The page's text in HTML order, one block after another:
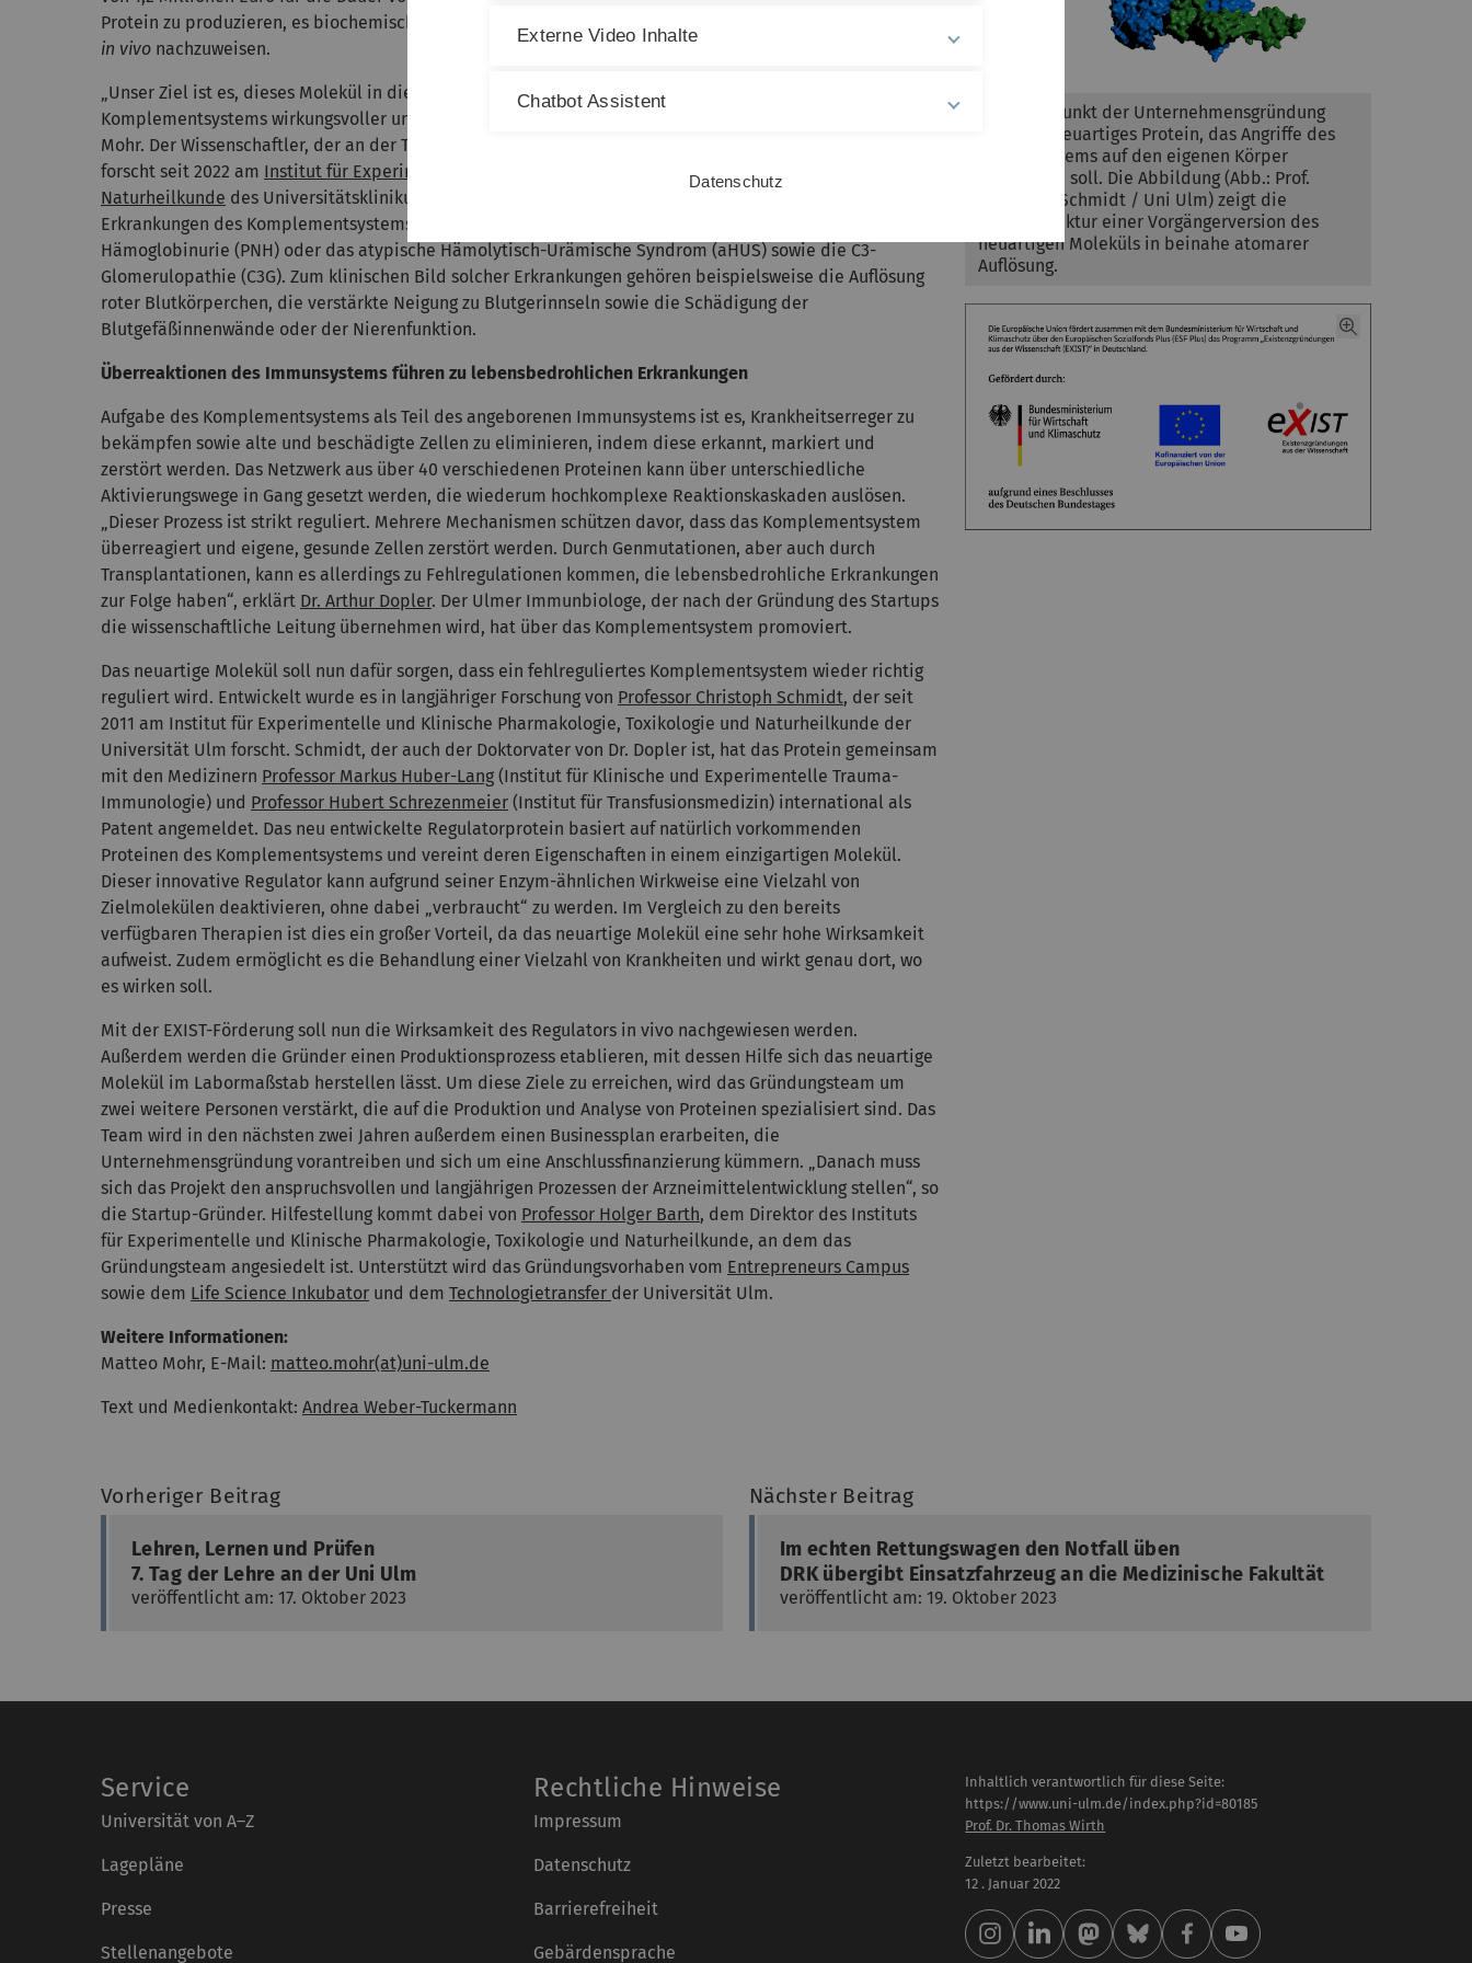
Protein zu produzieren, es biochemisch und biophysikalisch zu charakterisieren und dessen Wirksamkeit
in vivo nachzuweisen.
„Unser Ziel ist es, dieses Molekül in die klinische Anwendung zu bringen, um Erkrankungen des
Komplementsystems wirkungsvoller und zugleich schonender zu behandeln“, sagt Projektleiter Matteo
Mohr. Der Wissenschaftler, der an der TU München Bioprozesstechnik und Management studiert hat,
forscht seit 2022 am Institut für Experimentelle und Klinische Pharmakologie, Toxikologie und
Naturheilkunde des Universitätsklinikums Ulm. Zu diesen seltenen, wenn auch gravierenden
Erkrankungen des Komplementsystems gehören beispielsweise die Paroxysmale Nächtliche
Hämoglobinurie (PNH) oder das atypische Hämolytisch-Urämische Syndrom (aHUS) sowie die C3-
Glomerulopathie (C3G). Zum klinischen Bild solcher Erkrankungen gehören beispielsweise die Auflösung
roter Blutkörperchen, die verstärkte Neigung zu Blutgerinnseln sowie die Schädigung der
Blutgefäßinnenwände oder der Nierenfunktion.
Überreaktionen des Immunsystems führen zu lebensbedrohlichen Erkrankungen
Aufgabe des Komplementsystems als Teil des angeborenen Immunsystems ist es, Krankheitserreger zu
bekämpfen sowie alte und beschädigte Zellen zu eliminieren, indem diese erkannt, markiert und
zerstört werden. Das Netzwerk aus über 40 verschiedenen Proteinen kann über unterschiedliche
Aktivierungswege in Gang gesetzt werden, die wiederum hochkomplexe Reaktionskaskaden auslösen.
„Dieser Prozess ist strikt reguliert. Mehrere Mechanismen schützen davor, dass das Komplementsystem
überreagiert und eigene, gesunde Zellen zerstört werden. Durch Genmutationen, aber auch durch
Transplantationen, kann es allerdings zu Fehlregulationen kommen, die lebensbedrohliche Erkrankungen
zur Folge haben“, erklärt Dr. Arthur Dopler. Der Ulmer Immunbiologe, der nach der Gründung des Startups
die wissenschaftliche Leitung übernehmen wird, hat über das Komplementsystem promoviert.
Das neuartige Molekül soll nun dafür sorgen, dass ein fehlreguliertes Komplementsystem wieder richtig
reguliert wird. Entwickelt wurde es in langjähriger Forschung von Professor Christoph Schmidt, der seit
2011 am Institut für Experimentelle und Klinische Pharmakologie, Toxikologie und Naturheilkunde der
Universität Ulm forscht. Schmidt, der auch der Doktorvater von Dr. Dopler ist, hat das Protein gemeinsam
mit den Medizinern Professor Markus Huber-Lang (Institut für Klinische und Experimentelle Trauma-
Immunologie) und Professor Hubert Schrezenmeier (Institut für Transfusionsmedizin) international als
Patent angemeldet. Das neu entwickelte Regulatorprotein basiert auf natürlich vorkommenden
Proteinen des Komplementsystems und vereint deren Eigenschaften in einem einzigartigen Molekül.
Dieser innovative Regulator kann aufgrund seiner Enzym-ähnlichen Wirkweise eine Vielzahl von
Zielmolekülen deaktivieren, ohne dabei „verbraucht“ zu werden. Im Vergleich zu den bereits
verfügbaren Therapien ist dies ein großer Vorteil, da das neuartige Molekül eine sehr hohe Wirksamkeit
aufweist. Zudem ermöglicht es die Behandlung einer Vielzahl von Krankheiten und wirkt genau dort, wo
es wirken soll.
Mit der EXIST-Förderung soll nun die Wirksamkeit des Regulators in vivo nachgewiesen werden.
Außerdem werden die Gründer einen Produktionsprozess etablieren, mit dessen Hilfe sich das neuartige
Molekül im Labormaßstab herstellen lässt. Um diese Ziele zu erreichen, wird das Gründungsteam um
zwei weitere Personen verstärkt, die auf die Produktion und Analyse von Proteinen spezialisiert sind. Das
Team wird in den nächsten zwei Jahren außerdem einen Businessplan erarbeiten, die
Unternehmensgründung vorantreiben und sich um eine Anschlussfinanzierung kümmern. „Danach muss
sich das Projekt den anspruchsvollen und langjährigen Prozessen der Arzneimittelentwicklung stellen“, so
die Startup-Gründer. Hilfestellung kommt dabei von Professor Holger Barth, dem Direktor des Instituts
für Experimentelle und Klinische Pharmakologie, Toxikologie und Naturheilkunde, an dem das
Gründungsteam angesiedelt ist. Unterstützt wird das Gründungsvorhaben vom Entrepreneurs Campus
sowie dem Life Science Inkubator und dem Technologietransfer der Universität Ulm.
Weitere Informationen:
Matteo Mohr, E-Mail: matteo.mohr(at)uni-ulm.de
Text und Medienkontakt: Andrea Weber-Tuckermann
Im Mittelpunkt der Unternehmensgründung
steht ein neuartiges Protein, das Angriffe des
Immunsystems auf den eigenen Körper
verhindern soll. Die Abbildung (Abb.: Prof.
Christoph Schmidt / Uni Ulm) zeigt die
Kristallstruktur einer Vorgängerversion des
neuartigen Moleküls in beinahe atomarer
Auflösung.
Vorheriger Beitrag
Lehren, Lernen und Prüfen
7. Tag der Lehre an der Uni Ulm
veröffentlicht am: 17. Oktober 2023
Nächster Beitrag
Im echten Rettungswagen den Notfall üben
DRK übergibt Einsatzfahrzeug an die Medizinische Fakultät
veröffentlicht am: 19. Oktober 2023
Service
Universität von A–Z
Lagepläne
Presse
Stellenangebote
Rechtliche Hinweise
Impressum
Datenschutz
Barrierefreiheit
Gebärdensprache
Inhaltlich verantwortlich für diese Seite:
https://www.uni-ulm.de/index.php?id=80185
Prof. Dr. Thomas Wirth
Zuletzt bearbeitet:
12 . Januar 2022
Externe Video Inhalte
Chatbot Assistent
Datenschutz